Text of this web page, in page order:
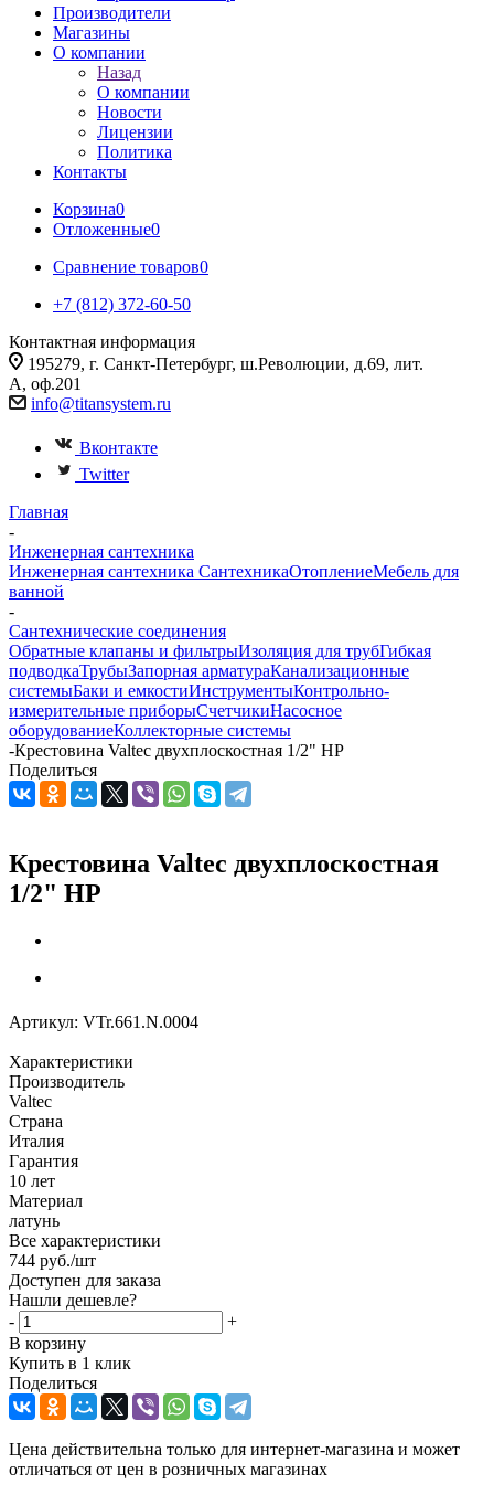
Производители
Магазины
О компании
Назад
О компании
Новости
Лицензии
Политика
Контакты
Корзина0
Отложенные0
Сравнение товаров0
+7 (812) 372-60-50
Контактная информация
195279, г. Санкт-Петербург, ш.Революции, д.69, лит.
А, оф.201
info@titansystem.ru
Вконтакте
Twitter
Главная
-
Инженерная сантехника
Инженерная сантехника СантехникаОтоплениеМебель для
ванной
-
Сантехнические соединения
Обратные клапаны и фильтрыИзоляция для трубГибкая
подводкаТрубыЗапорная арматураКанализационные
системыБаки и емкостиИнструментыКонтрольно-
измерительные приборыСчетчикиНасосное
оборудованиеКоллекторные системы
-Крестовина Valtec двухплоскостная 1/2" НР
Поделиться
Крестовина Valtec двухплоскостная
1/2" НР
Артикул: VTr.661.N.0004
Характеристики
Производитель
Valtec
Страна
Италия
Гарантия
10 лет
Материал
латунь
Все характеристики
744 руб./шт
Доступен для заказа
Нашли дешевле?
-
+
В корзину
Купить в 1 клик
Поделиться
Цена действительна только для интернет-магазина и может
отличаться от цен в розничных магазинах